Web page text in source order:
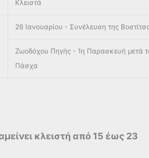
Κλειστά
26 Ιανουαρίου - Συνέλευση της
Ζωοδόχου Πηγής - 1η Παρασκευή μετά
Πάσχα
κλειστή από 15 έως 23